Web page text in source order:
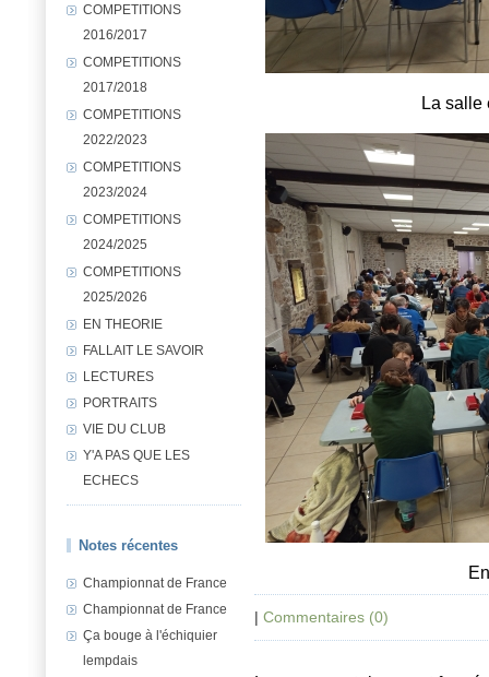
COMPETITIONS
2016/2017
COMPETITIONS
2017/2018
COMPETITIONS
2022/2023
COMPETITIONS
2023/2024
COMPETITIONS
2024/2025
COMPETITIONS
2025/2026
EN THEORIE
FALLAIT LE SAVOIR
LECTURES
PORTRAITS
VIE DU CLUB
Y'A PAS QUE LES
ECHECS
Notes récentes
Championnat de France
Championnat de France
Ça bouge à l'échiquier
lempdais
La salle
| Commentaires (0)